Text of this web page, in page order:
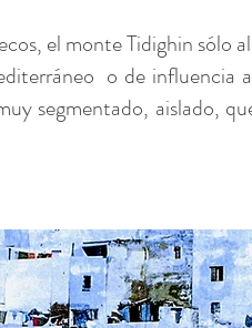
el monte Tidighin sólo
o de influencia
segmentado, aislado,